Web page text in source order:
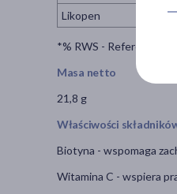
Likopen
*% RWS - Referencyjna
Masa netto
21,8 g
Właściwości
Biotyna - wspomaga
Witamina C - wspiera